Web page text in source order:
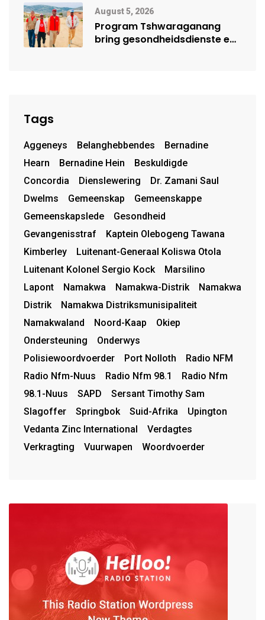
Mensehandel
August 5, 2026
Program Tshwaraganang
bring gesondheidsdienste en
Tags
Aggeneys Belanghebbendes
Bernadine
Hearn
Bernadine Hein
Beskuldigde
Concordia
Dienslewering
Dr. Zamani Saul
Dwelms
Gemeenskap
Gemeenskappe
Gemeenskapslede
Gesondheid
Gevangenisstraf
Kaptein Olebogeng Tawana
Kimberley
Luitenant-Generaal Koliswa Otola
Luitenant Kolonel Sergio Kock
Marsilino
Lapont
Namakwa Namakwa-Distrik
Namakwa
Distrik
Namakwa Distriksmunisipaliteit
Namakwaland
Noord-Kaap
Okiep
Ondersteuning
Onderwys
Polisiewoordvoerder
Port Nolloth
Radio NFM
Radio Nfm-Nuus
Radio Nfm 98.1
Radio Nfm
98.1-Nuus
SAPD
Sersant Timothy Sam
Slagoffer
Springbok Suid-Afrika
Upington
Vedanta Zinc International
Verdagtes
Verkragting
Vuurwapen Woordvoerder